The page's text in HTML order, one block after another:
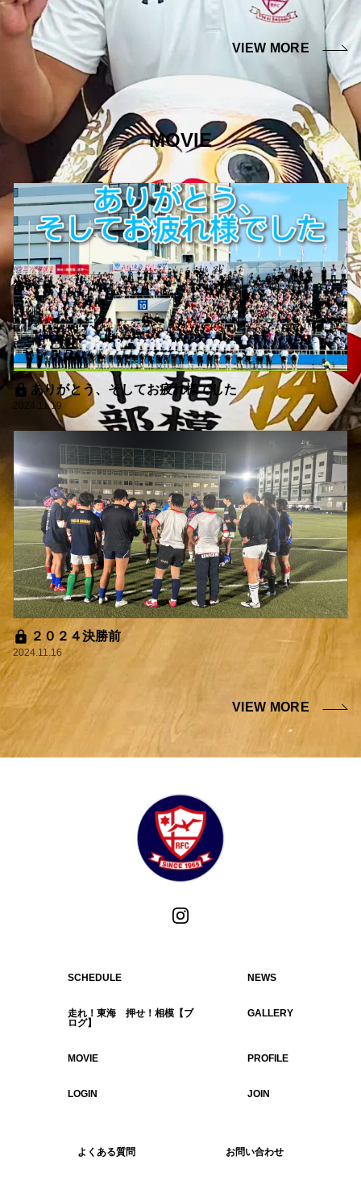
VIEW MORE
MOVIE
ありがとう、そしてお疲れ様でした
2024.11.19
２０２４決勝前
2024.11.16
VIEW MORE
走れ！東海 押せ！相模【ブ